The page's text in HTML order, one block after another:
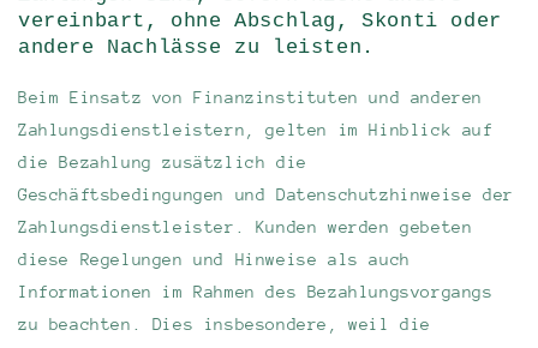
vereinbart, ohne Abschlag, Skonti oder
andere Nachlässe zu leisten.
Beim Einsatz von Finanzinstituten und anderen
Zahlungsdienstleistern, gelten im Hinblick auf
die Bezahlung zusätzlich die
Geschäftsbedingungen und Datenschutzhinweise der
Zahlungsdienstleister. Kunden werden gebeten
diese Regelungen und Hinweise als auch
Informationen im Rahmen des Bezahlungsvorgangs
zu beachten. Dies insbesondere, weil die